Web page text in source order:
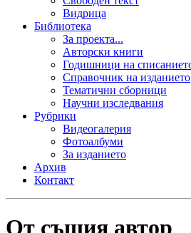
Видрица
Библиотека
За проекта...
Авторски книги
Годишници на
Справочник на изданието
Тематични сборници
Научни изследвания
Рубрики
Видеогалерия
Фотоалбуми
За изданието
Архив
Контакт
От същия автор